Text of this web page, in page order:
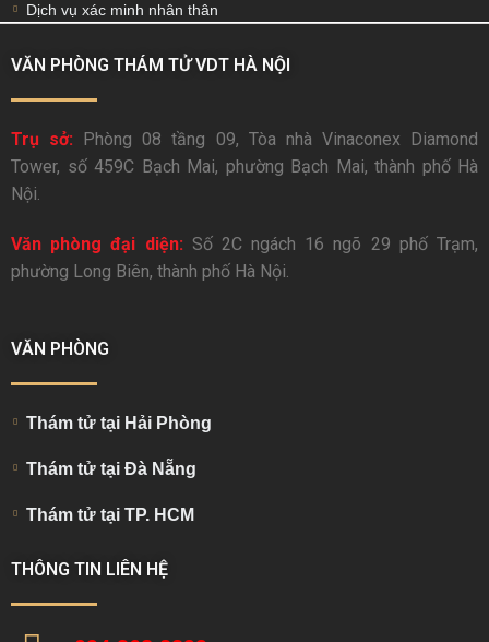
Dịch vụ xác minh nhân thân
VĂN PHÒNG THÁM TỬ VDT HÀ NỘI
Trụ sở: Phòng 08 tầng 09, Tòa nhà Vinaconex Diamond
Tower, số 459C Bạch Mai, phường Bạch Mai, thành phố Hà
Nội.
Văn phòng đại diện: Số 2C ngách 16 ngõ 29 phố Trạm,
phường Long Biên, thành phố Hà Nội.
VĂN PHÒNG
Thám tử tại Hải Phòng
Thám tử tại Đà Nẵng
Thám tử tại TP. HCM
THÔNG TIN LIÊN HỆ